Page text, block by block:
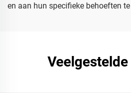
en aan hun specifieke behoeften